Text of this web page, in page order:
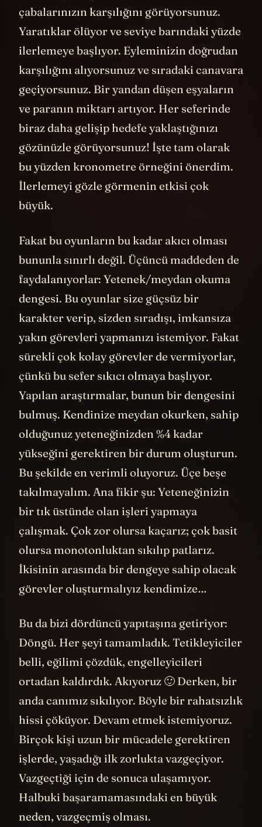
çabalarınızın karşılığını görüyorsunuz.
Yaratıklar ölüyor ve seviye barındaki yüzde
ilerlemeye başlıyor. Eyleminizin doğrudan
karşılığını alıyorsunuz ve sıradaki canavara
geçiyorsunuz. Bir yandan düşen eşyaların
ve paranın miktarı artıyor. Her seferinde
biraz daha gelişip hedefe yaklaştığınızı
gözünüzle görüyorsunuz! İşte tam olarak
bu yüzden kronometre örneğini önerdim.
İlerlemeyi gözle görmenin etkisi çok
büyük.
Fakat bu oyunların bu kadar akıcı olması
bununla sınırlı değil. Üçüncü maddeden de
faydalanıyorlar: Yetenek/meydan okuma
dengesi. Bu oyunlar size güçsüz bir
karakter verip, sizden sıradışı, imkansıza
yakın görevleri yapmanızı istemiyor. Fakat
sürekli çok kolay görevler de vermiyorlar,
çünkü bu sefer sıkıcı olmaya başlıyor.
Yapılan araştırmalar, bunun bir dengesini
bulmuş. Kendinize meydan okurken, sahip
olduğunuz yeteneğinizden %4 kadar
yükseğini gerektiren bir durum oluşturun.
Bu şekilde en verimli oluyoruz. Üçe beşe
takılmayalım. Ana fikir şu: Yeteneğinizin
bir tık üstünde olan işleri yapmaya
çalışmak. Çok zor olursa kaçarız; çok basit
olursa monotonluktan sıkılıp patlarız.
İkisinin arasında bir dengeye sahip olacak
görevler oluşturmalıyız kendimize…
Bu da bizi dördüncü yapıtaşına getiriyor:
Döngü. Her şeyi tamamladık. Tetikleyiciler
belli, eğilimi çözdük, engelleyicileri
ortadan kaldırdık. Akıyoruz 🙂 Derken, bir
anda canımız sıkılıyor. Böyle bir rahatsızlık
hissi çöküyor. Devam etmek istemiyoruz.
Birçok kişi uzun bir mücadele gerektiren
işlerde, yaşadığı ilk zorlukta vazgeçiyor.
Vazgeçtiği için de sonuca ulaşamıyor.
Halbuki başaramamasındaki en büyük
neden, vazgeçmiş olması.